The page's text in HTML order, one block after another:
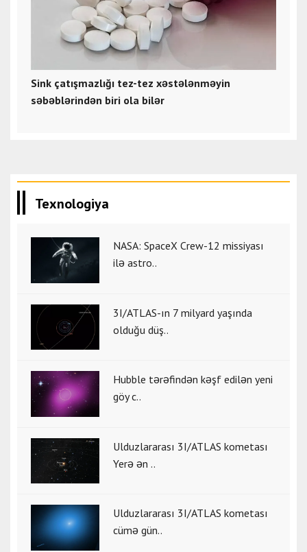
Sink çatışmazlığı tez-tez xəstələnməyin
səbəblərindən biri ola bilər
Texnologiya
NASA: SpaceX Crew-12 missiyası
ilə astro..
3I/ATLAS-ın 7 milyard yaşında
olduğu düş..
Hubble tərəfindən kəşf edilən yeni
göy c..
Ulduzlararası 3I/ATLAS kometası
Yerə ən ..
Ulduzlararası 3I/ATLAS kometası
cümə gün..